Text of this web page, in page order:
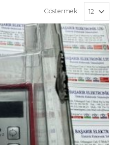
Göstermek: